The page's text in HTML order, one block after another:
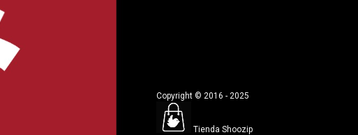
Copyright © 2016 - 2025
Tienda Shoozip